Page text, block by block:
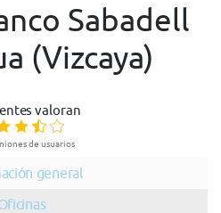
Sabadell
(Vizcaya)
valoran
de usuarios
general